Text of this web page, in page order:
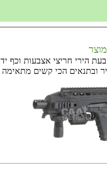
הירי חריצי אצבעות וכף
ובתנאים הכי קשים